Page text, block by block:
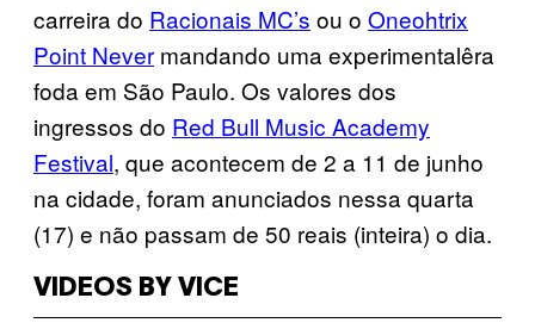
carreira do Racionais MC’s ou o Oneohtrix
Point Never mandando uma experimentalêra
foda em São Paulo. Os valores dos
ingressos do Red Bull Music Academy
Festival, que acontecem de 2 a 11 de junho
na cidade, foram anunciados nessa quarta
(17) e não passam de 50 reais (inteira) o dia.
VIDEOS BY VICE